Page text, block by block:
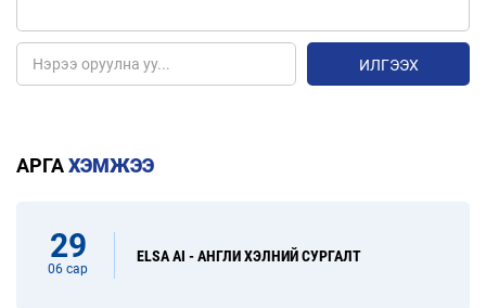
ИЛГЭЭХ
АРГАХЭМЖЭЭ
29
06 сар
ELSA AI - АНГЛИ ХЭЛНИЙ СУРГАЛТ